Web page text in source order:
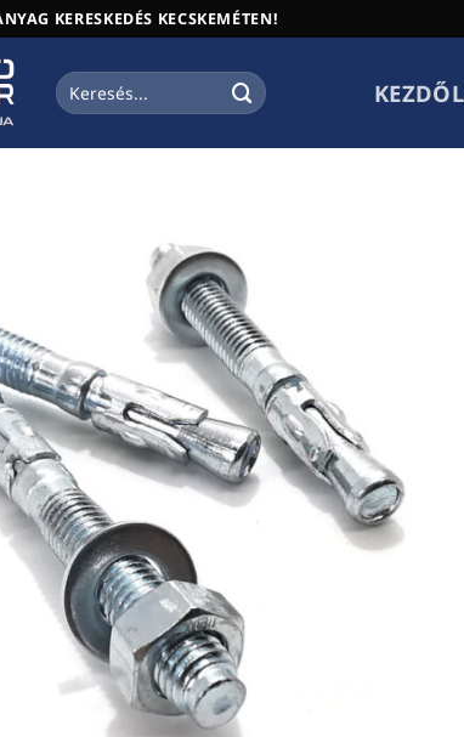
KERESKEDÉS KECSKEMÉTEN!
Keresés
a